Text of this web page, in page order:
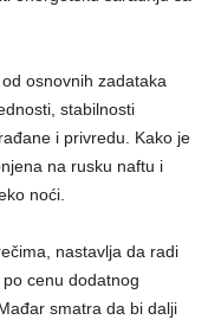
osnovnih zadataka
stabilnosti
i privredu. Kako je
na rusku naftu i
noći.
nastavlja da radi
cenu dodatnog
smatra da bi dalji